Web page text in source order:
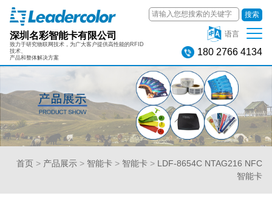
深圳名彩智能卡有限公司
致力于研究物联网技术，为广大客户提供高性能的RFID
技术、
产品和整体解决方案
搜索
语言
180 2766 4134
首页 > 产品展示 > 智能卡 > 智能卡 > LDF-8654C NTAG216 NFC
智能卡